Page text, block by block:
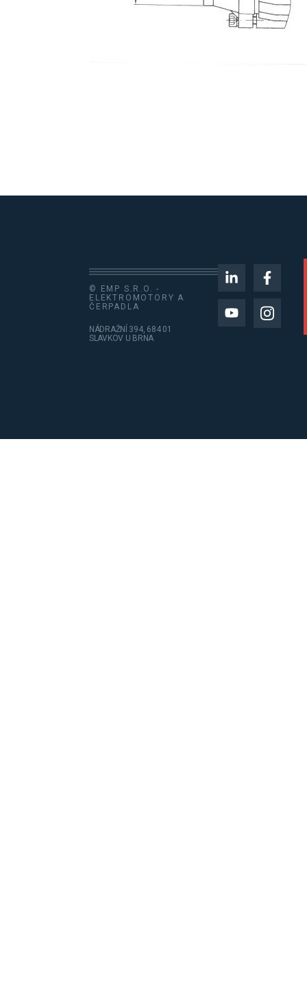
© EMP S.R.O. -
ELEKTROMOTORY A
ČERPADLA
NÁDRAŽNÍ 394, 684 01
SLAVKOV U BRNA